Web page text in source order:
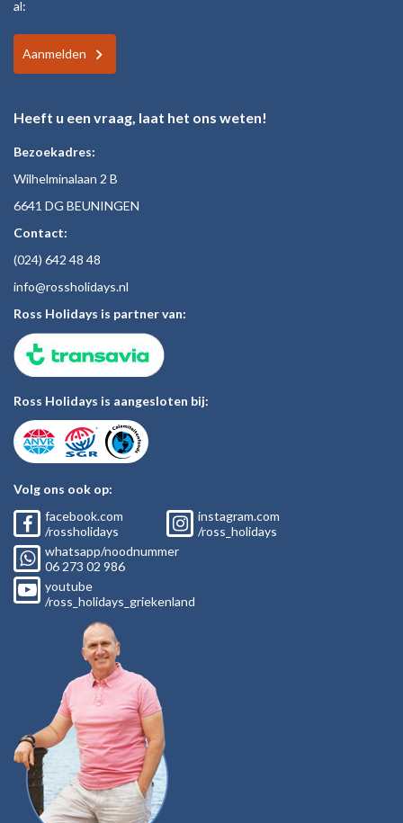
al:
Aanmelden
Heeft u een vraag, laat het ons weten!
Bezoekadres:
Wilhelminalaan 2 B
6641 DG BEUNINGEN
Contact:
(024) 642 48 48
info@rossholidays.nl
Ross Holidays is partner van:
Ross Holidays is aangesloten bij:
Volg ons ook op:
facebook.com
/rossholidays
instagram.com
/ross_holidays
whatsapp/noodnummer
06 273 02 986
youtube
/ross_holidays_griekenland